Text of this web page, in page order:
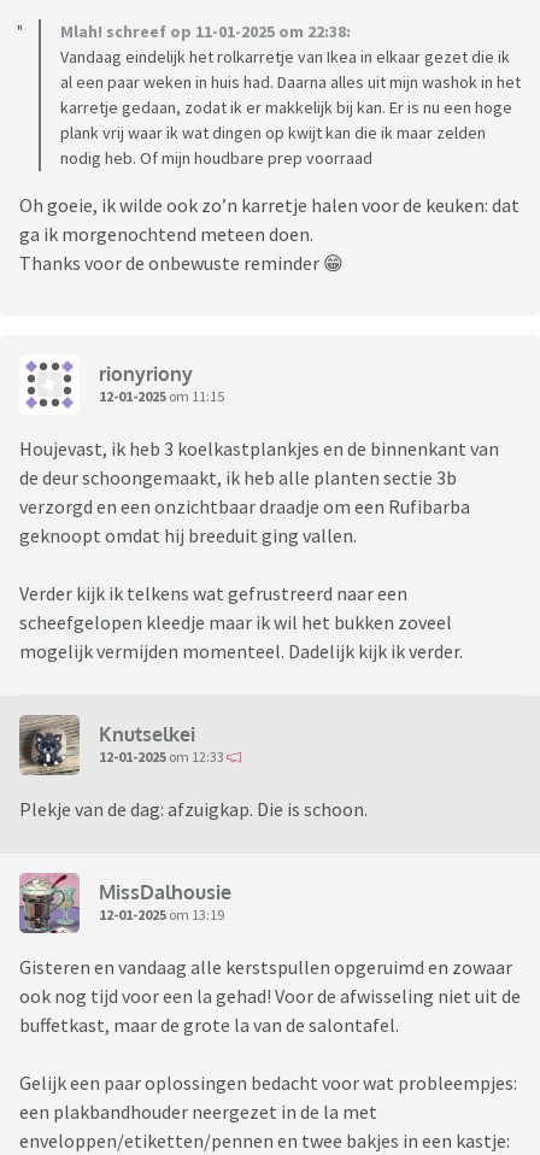
Mlah! schreef op 11-01-2025 om 22:38:
Vandaag eindelijk het rolkarretje van Ikea in elkaar gezet die ik
al een paar weken in huis had. Daarna alles uit mijn washok in het
karretje gedaan, zodat ik er makkelijk bij kan. Er is nu een hoge
plank vrij waar ik wat dingen op kwijt kan die ik maar zelden
nodig heb. Of mijn houdbare prep voorraad
Oh goeie, ik wilde ook zo’n karretje halen voor de keuken: dat
ga ik morgenochtend meteen doen.
Thanks voor de onbewuste reminder 😁
rionyriony
12-01-2025 om 11:15
Houjevast, ik heb 3 koelkastplankjes en de binnenkant van
de deur schoongemaakt, ik heb alle planten sectie 3b
verzorgd en een onzichtbaar draadje om een Rufibarba
geknoopt omdat hij breeduit ging vallen.
Verder kijk ik telkens wat gefrustreerd naar een
scheefgelopen kleedje maar ik wil het bukken zoveel
mogelijk vermijden momenteel. Dadelijk kijk ik verder.
Knutselkei
12-01-2025 om 12:33
Plekje van de dag: afzuigkap. Die is schoon.
MissDalhousie
12-01-2025 om 13:19
Gisteren en vandaag alle kerstspullen opgeruimd en zowaar
ook nog tijd voor een la gehad! Voor de afwisseling niet uit de
buffetkast, maar de grote la van de salontafel.
Gelijk een paar oplossingen bedacht voor wat probleempjes:
een plakbandhouder neergezet in de la met
enveloppen/etiketten/pennen en twee bakjes in een kastje: